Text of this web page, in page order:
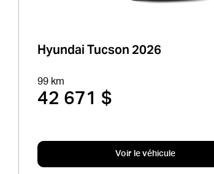
Hyundai Tucson 2026
99 km
42 671 $
Voir le véhicule